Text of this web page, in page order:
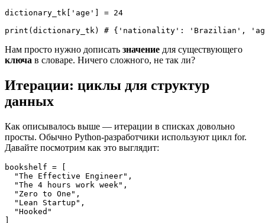
dictionary_tk['age'] = 24
Нам просто нужно дописать значение для существующего
ключа в словаре. Ничего сложного, не так ли?
Итерации: циклы для структур
данных
Как описывалось выше — итерации в списках довольно
просты. Обычно Python-разработчики используют цикл for.
Давайте посмотрим как это выглядит:
bookshelf = [
  "The Effective Engineer",
  "The 4 hours work week",
  "Zero to One",
  "Lean Startup",
  "Hooked"
]